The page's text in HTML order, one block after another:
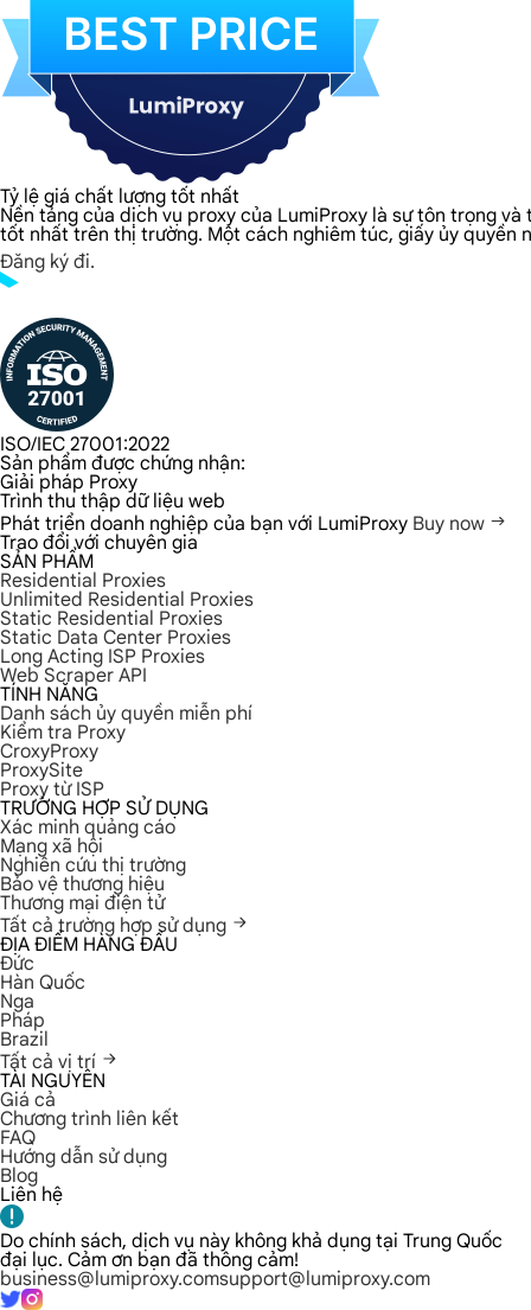
Tỷ lệ giá chất lượng tốt nhất
Nền tảng của dịch vụ proxy của LumiProxy là sự tôn trọng
tốt nhất trên thị trường. Một cách nghiêm túc, giấy ủy quyền
Đăng ký đi.
ISO/IEC 27001:2022
Sản phẩm được chứng nhận:
Giải pháp Proxy
Trình thu thập dữ liệu web
Phát triển doanh nghiệp của bạn với LumiProxy Buy now
Trao đổi với chuyên gia
SẢN PHẨM
Residential Proxies
Unlimited Residential Proxies
Static Residential Proxies
Static Data Center Proxies
Long Acting ISP Proxies
Web Scraper API
TÍNH NĂNG
Danh sách ủy quyền miễn phí
Kiểm tra Proxy
CroxyProxy
ProxySite
Proxy từ ISP
TRƯỜNG HỢP SỬ DỤNG
Xác minh quảng cáo
Mạng xã hội
Nghiên cứu thị trường
Bảo vệ thương hiệu
Thương mại điện tử
Tất cả trường hợp sử dụng
ĐỊA ĐIỂM HÀNG ĐẦU
Đức
Hàn Quốc
Nga
Pháp
Brazil
Tất cả vị trí
TÀI NGUYÊN
Giá cả
Chương trình liên kết
FAQ
Hướng dẫn sử dụng
Blog
Liên hệ
Do chính sách, dịch vụ này không khả dụng tại Trung Quốc
đại lục. Cảm ơn bạn đã thông cảm!
business@lumiproxy.comsupport@lumiproxy.com